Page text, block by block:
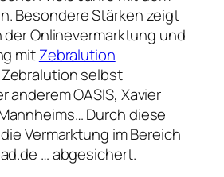
Besondere Stärken zeigt
der Onlinevermarktung und
mitZebralution
selbst
anderem OASIS, Xavier
Durch diese
Vermarktung im Bereich
… abgesichert.